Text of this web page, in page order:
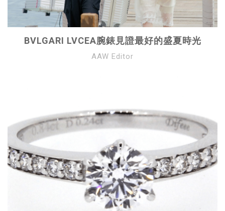
BVLGARI LVCEA腕錶見證最好的盛夏時光
AAW Editor